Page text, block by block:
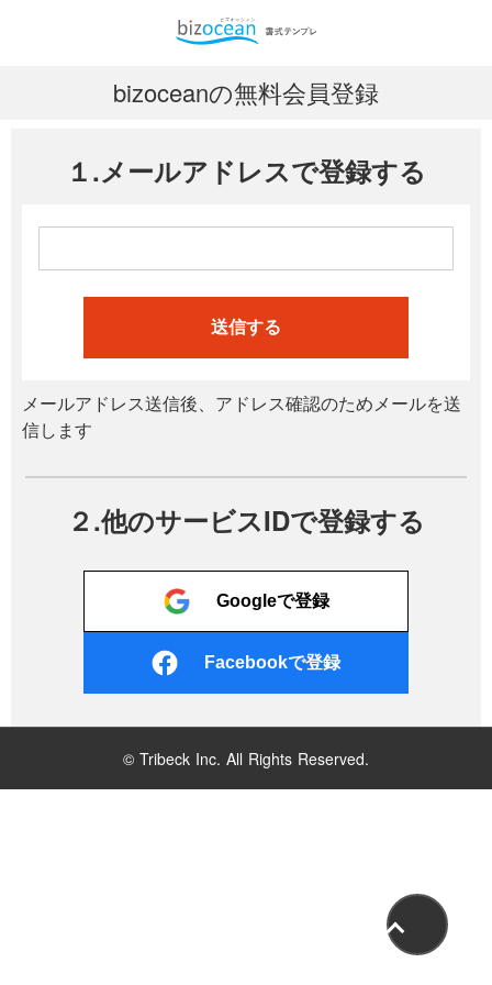
bizoceanの無料会員登録
１.メールアドレスで登録する
送信する
メールアドレス送信後、アドレス確認のためメールを送
信します
２.他のサービスIDで登録する
Googleで登録
Facebookで登録
© Tribeck Inc. All Rights Reserved.